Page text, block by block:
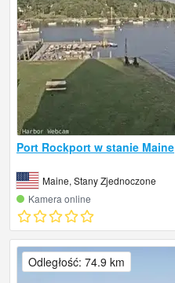
Port Rockport w stanie Maine
Maine, Stany Zjednoczone
Kamera online
Odległość: 74.9 km